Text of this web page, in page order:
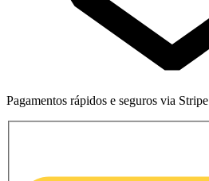
Pagamentos rápidos e seguros via Stripe